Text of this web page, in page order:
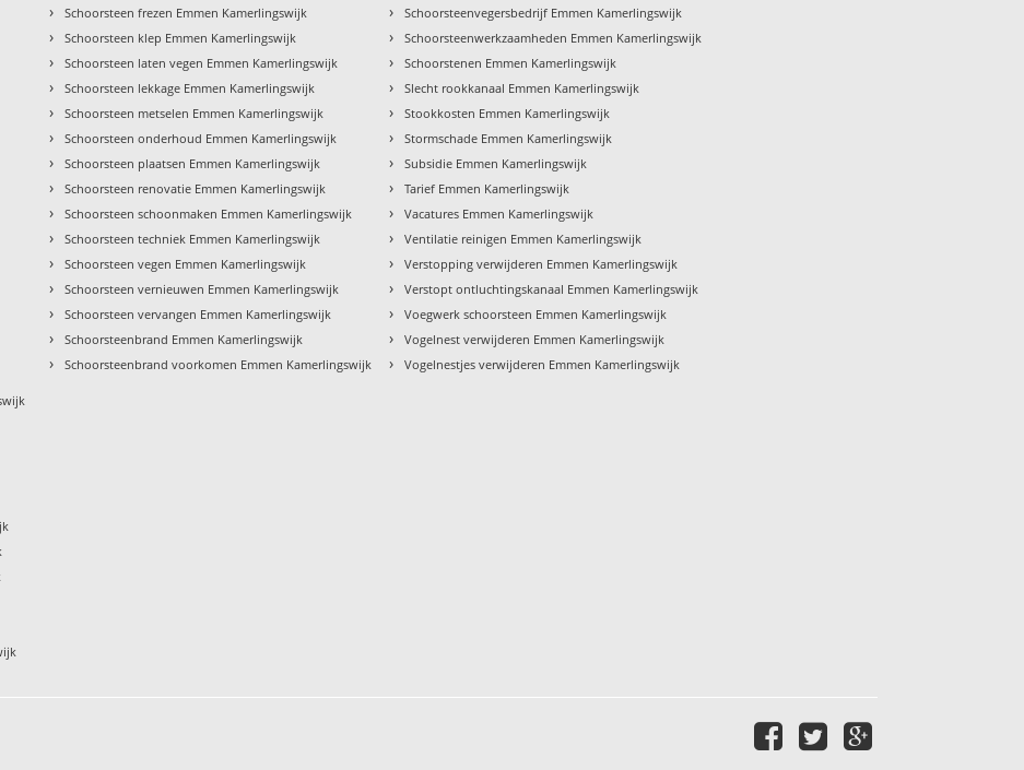
› Schoorsteen frezen Emmen Kamerlingswijk
› Schoorsteen klep Emmen Kamerlingswijk
› Schoorsteen laten vegen Emmen Kamerlingswijk
› Schoorsteen lekkage Emmen Kamerlingswijk
› Schoorsteen metselen Emmen Kamerlingswijk
› Schoorsteen onderhoud Emmen Kamerlingswijk
› Schoorsteen plaatsen Emmen Kamerlingswijk
› Schoorsteen renovatie Emmen Kamerlingswijk
› Schoorsteen schoonmaken Emmen Kamerlingswijk
› Schoorsteen techniek Emmen Kamerlingswijk
› Schoorsteen vegen Emmen Kamerlingswijk
› Schoorsteen vernieuwen Emmen Kamerlingswijk
› Schoorsteen vervangen Emmen Kamerlingswijk
› Schoorsteenbrand Emmen Kamerlingswijk
› Schoorsteenbrand voorkomen Emmen Kamerlingswijk
› Schoorsteenvegersbedrijf Emmen Kamerlingswijk
› Schoorsteenwerkzaamheden Emmen Kamerlingswijk
› Schoorstenen Emmen Kamerlingswijk
› Slecht rookkanaal Emmen Kamerlingswijk
› Stookkosten Emmen Kamerlingswijk
› Stormschade Emmen Kamerlingswijk
› Subsidie Emmen Kamerlingswijk
› Tarief Emmen Kamerlingswijk
› Vacatures Emmen Kamerlingswijk
› Ventilatie reinigen Emmen Kamerlingswijk
› Verstopping verwijderen Emmen Kamerlingswijk
› Verstopt ontluchtingskanaal Emmen Kamerlingswijk
› Voegwerk schoorsteen Emmen Kamerlingswijk
› Vogelnest verwijderen Emmen Kamerlingswijk
› Vogelnestjes verwijderen Emmen Kamerlingswijk